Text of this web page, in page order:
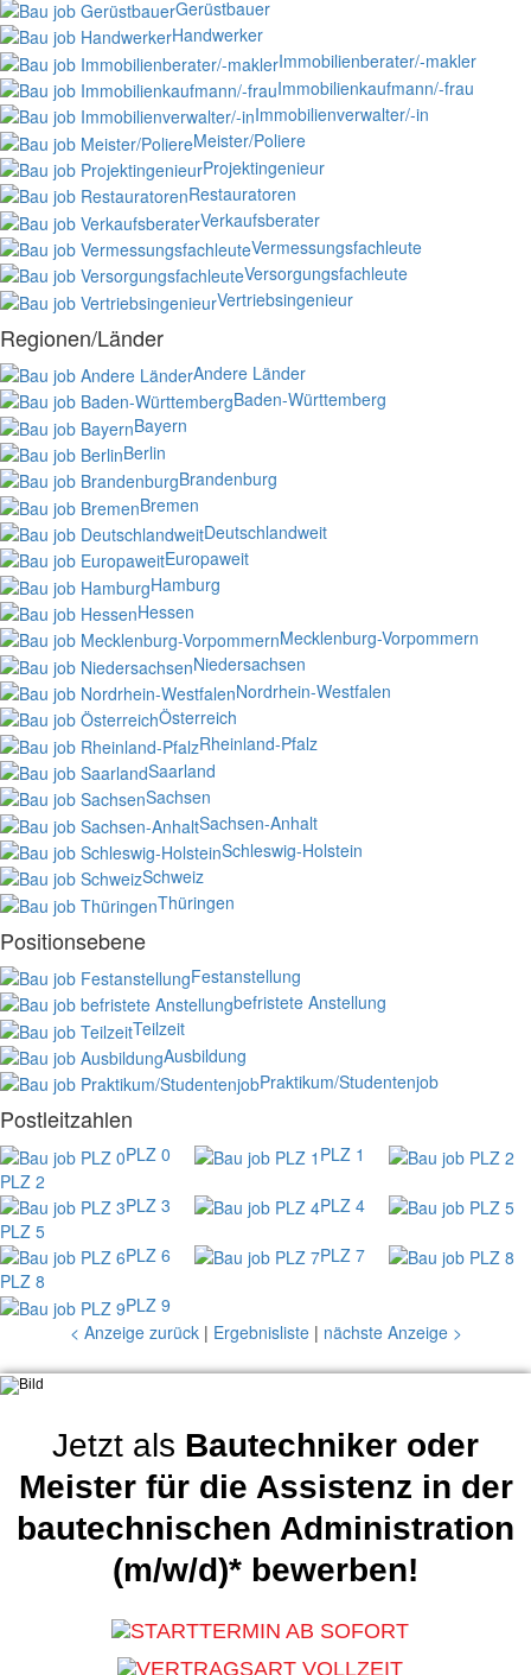
Gerüstbauer
Handwerker
Immobilienberater/-makler
Immobilienkaufmann/-frau
Immobilienverwalter/-in
Meister/Poliere
Projektingenieur
Restauratoren
Verkaufsberater
Vermessungsfachleute
Versorgungsfachleute
Vertriebsingenieur
Regionen/Länder
Andere Länder
Baden-Württemberg
Bayern
Berlin
Brandenburg
Bremen
Deutschlandweit
Europaweit
Hamburg
Hessen
Mecklenburg-Vorpommern
Niedersachsen
Nordrhein-Westfalen
Österreich
Rheinland-Pfalz
Saarland
Sachsen
Sachsen-Anhalt
Schleswig-Holstein
Schweiz
Thüringen
Positionsebene
Festanstellung
befristete Anstellung
Teilzeit
Ausbildung
Praktikum/Studentenjob
Postleitzahlen
PLZ 0
PLZ 1
PLZ 2
PLZ 3
PLZ 4
PLZ 5
PLZ 6
PLZ 7
PLZ 8
PLZ 9
< Anzeige zurück| Ergebnisliste| nächste Anzeige >
Jetzt als Bautechniker oder
Meister für die Assistenz in der
bautechnischen Administration
(m/w/d)* bewerben!
AB SOFORT
VOLLZEIT